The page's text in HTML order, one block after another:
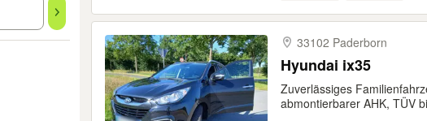
33102 Paderborn
Hyundai ix35
Zuverlässiges
abmontierbarer AHK, TÜV